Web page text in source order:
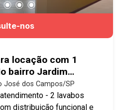
nos
locação com 1
José dos Campos/SP
- 2 lavabos
distribuição funcional e